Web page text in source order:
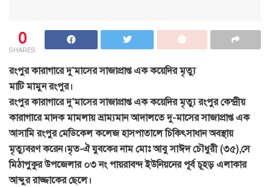
0
SHARES
রংপুর কারাগারে দু’মাসের সাজাপ্রাপ্ত এক কয়েদির মৃত্যু
মাটি মামুন রংপুর।
রংপুর কারাগারে দু’মাসের সাজাপ্রাপ্ত এক কয়েদির মৃত্যু রংপুর কেন্দ্রীয়
কারাগারে মাদক মামলায় ভ্রাম্যমান আদালতে দু-মাসের সাজাপ্রাপ্ত এক
আসামি রংপুর মেডিকেল কলেজ হাসপাতালে চিকিৎসাধান অবস্থায়
মৃত্যুবরণ করেন।মৃত-ঐ যুবকের নাম মোঃ আবু সাঈদ চৌধুরী (৩৫),সে
মিঠাপুকুর উপজেলার ০৩ নং পায়রাবন্দ ইউনিয়নের পূর্ব চূহড় এলাকার
আব্দুর রাজ্জাকের ছেলে।